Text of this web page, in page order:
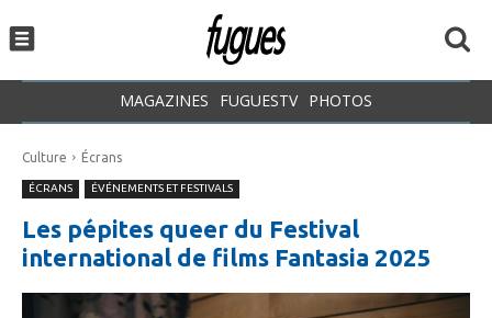
MAGAZINES FUGUESTV PHOTOS
Culture Écrans
ÉCRANS ÉVÉNEMENTS ET FESTIVALS
Les pépites queer du Festival
international de films Fantasia 2025